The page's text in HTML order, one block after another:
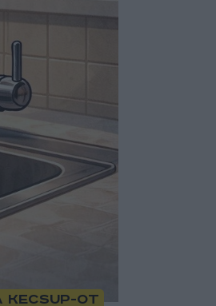
ot